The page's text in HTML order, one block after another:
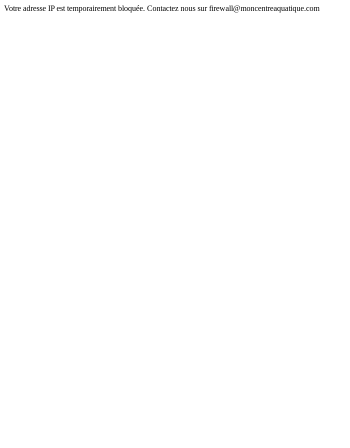
Votre adresse IP est temporairement bloquée. Contactez nous sur firewall@moncentreaquatique.com